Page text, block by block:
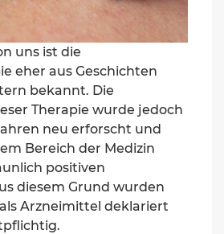
uns ist die
eher aus Geschichten
bekannt. Die
Therapie wurde jedoch
neu erforscht und
Bereich der Medizin
positiven
diesem Grund wurden
Arzneimittel deklariert